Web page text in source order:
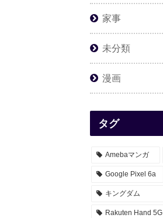
家事
未分類
漫画
タグ
Amebaマンガ
Google Pixel 6a
キングダム
Rakuten Hand 5G